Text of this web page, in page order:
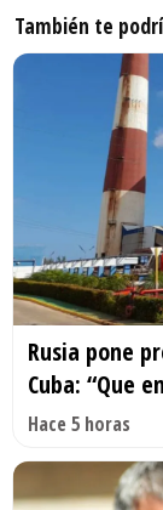
También te
Rusia pone
Cuba: “Que
Hace 5 horas